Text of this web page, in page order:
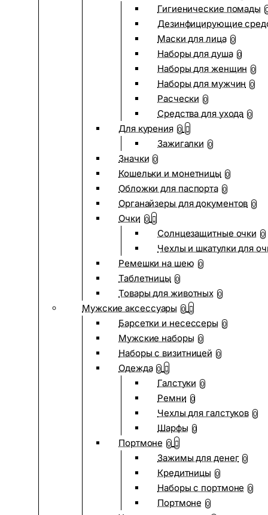
Гигиенические помады
Дезинфицирующие
Маски для лица 0
Наборы для душа 0
Наборы для женщин 0
Наборы для мужчин 0
Расчески 0
Средства для ухода 0
Для курения 0
Зажигалки 0
Значки 0
Кошельки и монетницы 0
Обложки для паспорта 0
Органайзеры для документов 0
Очки 0
Солнцезащитные очки 0
Чехлы и шкатулки для
Ремешки на шею 0
Таблетницы 0
Товары для животных 0
Мужские аксессуары 0
Барсетки и несессеры 0
Мужские наборы 0
Наборы с визитницей 0
Одежда 0
Галстуки 0
Ремни 0
Чехлы для галстуков 0
Шарфы 0
Портмоне 0
Зажимы для денег 0
Кредитницы 0
Наборы с портмоне 0
Портмоне 0